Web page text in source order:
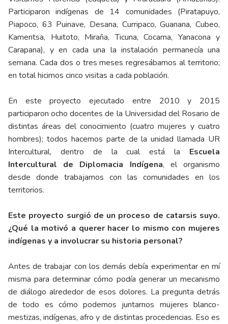
Participaron indígenas de 14 comunidades (Piratapuyo,
Piapoco, 63 Puinave, Desana, Curripaco, Guanana, Cubeo,
Kamentsa, Huitoto, Miraña, Ticuna, Cocama, Yanacona y
Carapana), y en cada una la instalación permanecía una
semana. Cada dos o tres meses regresábamos al territorio;
en total hicimos cinco visitas a cada población.
En este proyecto ejecutado entre 2010 y 2015
participaron ocho docentes de la Universidad del Rosario de
distintas áreas del conocimiento (cuatro mujeres y cuatro
hombres); todos hacemos parte de la unidad llamada UR
Intercultural, dentro de la cual está la Escuela
Intercultural de Diplomacia Indígena, el organismo
desde donde trabajamos con las comunidades en los
territorios.
Este proyecto surgió de un proceso de catarsis suyo.
¿Qué la motivó a querer hacer lo mismo con mujeres
indígenas y a involucrar su historia personal?
Antes de trabajar con los demás debía experimentar en mí
misma para determinar cómo podía generar un mecanismo
de diálogo alrededor de esos dolores. La pregunta detrás
de todo es cómo podemos juntarnos mujeres blanco-
mestizas, indígenas, afro y de distintas procedencias. Eso es